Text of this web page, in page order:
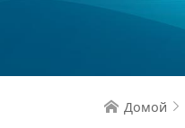
 Домой 